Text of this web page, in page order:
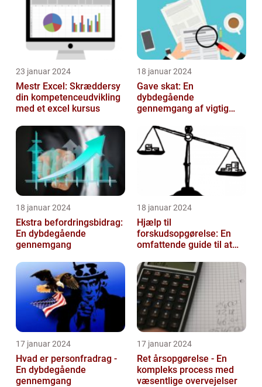
23 januar 2024
Mestr Excel: Skræddersy
din kompetenceudvikling
med et excel kursus
18 januar 2024
Gave skat: En
dybdegående
gennemgang af vigtig
udvikling
18 januar 2024
Ekstra befordringsbidrag:
En dybdegående
gennemgang
18 januar 2024
Hjælp til
forskudsopgørelse: En
omfattende guide til at
skattesystemet
17 januar 2024
Hvad er personfradrag -
En dybdegående
gennemgang
17 januar 2024
Ret årsopgørelse - En
kompleks process med
væsentlige overvejelser